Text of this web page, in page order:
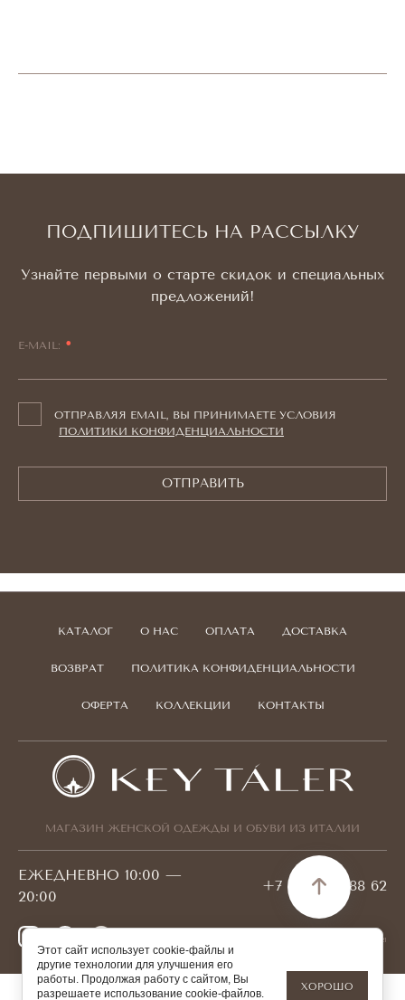
ПОДПИШИТЕСЬ НА РАССЫЛКУ
Узнайте первыми о старте скидок и специальных
предложений!
E-MAIL:
ОТПРАВЛЯЯ EMAIL, ВЫ ПРИНИМАЕТЕ УСЛОВИЯ
ПОЛИТИКИ КОНФИДЕНЦИАЛЬНОСТИ
ОТПРАВИТЬ
КАТАЛОГ О НАС ОПЛАТА ДОСТАВКА
ВОЗВРАТ ПОЛИТИКА КОНФИДЕНЦИАЛЬНОСТИ
ОФЕРТА КОЛЛЕКЦИИ КОНТАКТЫ
ЕЖЕДНЕВНО 10:00 —
20:00
+7 778 095 88 62
© 2026 KEYTALER БИН 180940001421
МАГАЗИН ЖЕНСКОЙ ОДЕЖДЫ И ОБУВИ ИЗ ИТАЛИИ
Этот сайт использует cookie-файлы и
другие технологии для улучшения его
работы. Продолжая работу с сайтом, Вы
разрешаете использование cookie-файлов.
ХОРОШО